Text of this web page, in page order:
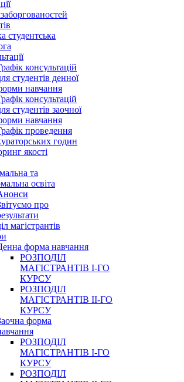
студентська
консультацій
студентів денної
навчання
консультацій
студентів заочної
навчання
проведення
годин
якості
та
освіта
про
магістрантів
форма навчання
РОЗПОДІЛ
МАГІСТРАНТІВ І-ГО
КУРСУ
РОЗПОДІЛ
МАГІСТРАНТІВ ІІ-ГО
КУРСУ
форма
РОЗПОДІЛ
МАГІСТРАНТІВ І-ГО
КУРСУ
РОЗПОДІЛ